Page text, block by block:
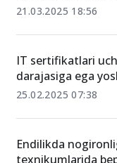
Endi faqat yaxshi
21.03.2025 18:56
darajasiga ega
25.02.2025 07:38